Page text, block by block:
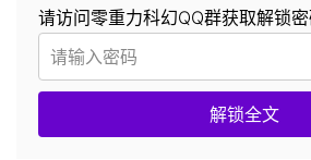
请访问零重力科幻QQ群获取解锁
解锁全文